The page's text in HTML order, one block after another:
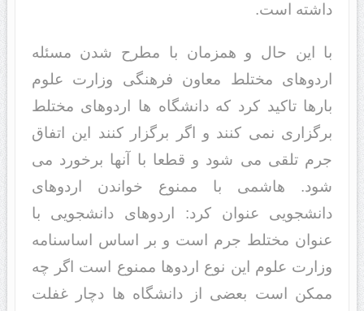
داشته است.
با این حال و همزمان با مطرح شدن مسئله
اردوهای مختلط معاون فرهنگی وزارت علوم
بارها تاکید کرد که دانشگاه ها اردوهای مختلط
برگزاری نمی کنند و اگر برگزار کنند این اتفاق
جرم تلقی می شود و قطعا با آنها برخورد می
شود. هاشمی با ممنوع خواندن اردوهای
دانشجویی عنوان کرد: اردوهای دانشجویی با
عنوان مختلط جرم است و بر اساس اساسنامه
وزارت علوم این نوع اردوها ممنوع است اگر چه
ممکن است بعضی از دانشگاه ها دچار غفلت